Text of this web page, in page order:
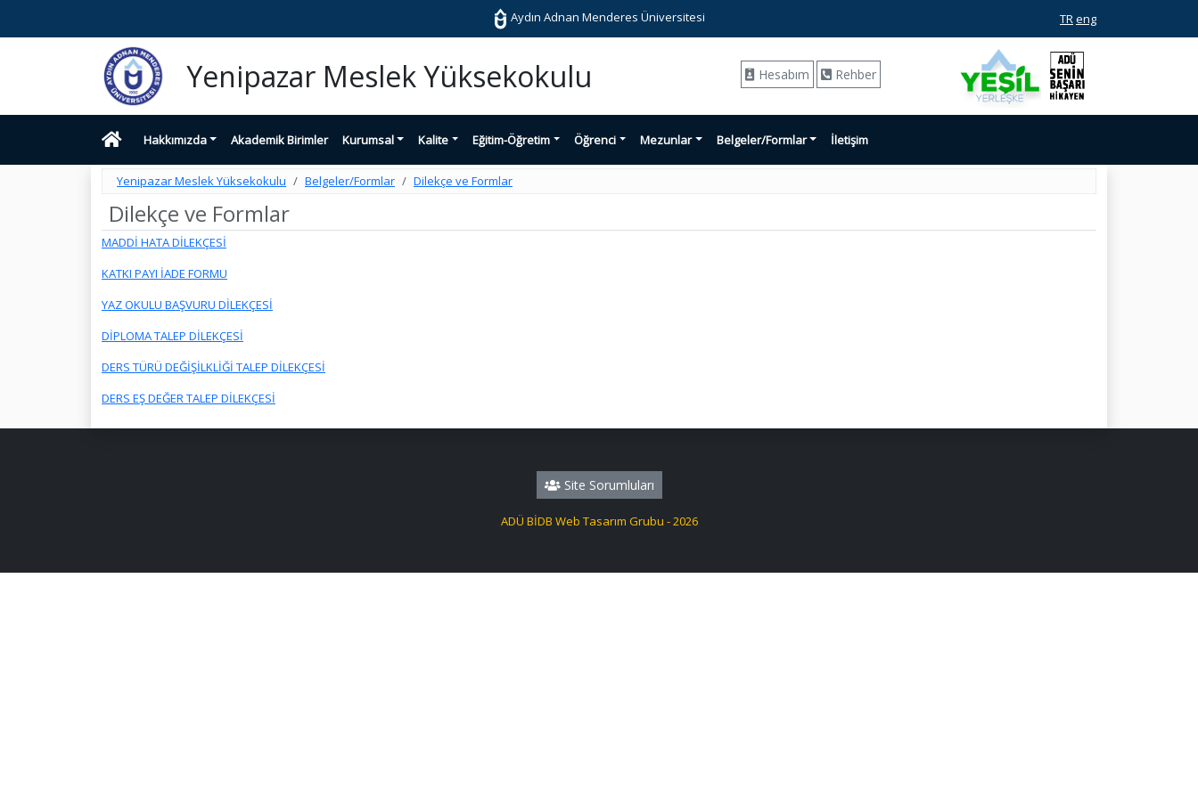
Aydın Adnan Menderes Üniversitesi TR eng
Yenipazar Meslek Yüksekokulu Hesabım Rehber
Hakkımızda Akademik Birimler Kurumsal Kalite Eğitim-Öğretim Öğrenci Mezunlar Belgeler/Formlar İletişim
Yenipazar Meslek Yüksekokulu Belgeler/Formlar Dilekçe ve Formlar
Dilekçe ve Formlar
MADDİ HATA DİLEKÇESİ
KATKI PAYI İADE FORMU
YAZ OKULU BAŞVURU DİLEKÇESİ
DİPLOMA TALEP DİLEKÇESİ
DERS TÜRÜ DEĞİŞİLKLİĞİ TALEP DİLEKÇESİ
DERS EŞ DEĞER TALEP DİLEKÇESİ
Site Sorumluları
ADÜ BİDB Web Tasarım Grubu - 2026